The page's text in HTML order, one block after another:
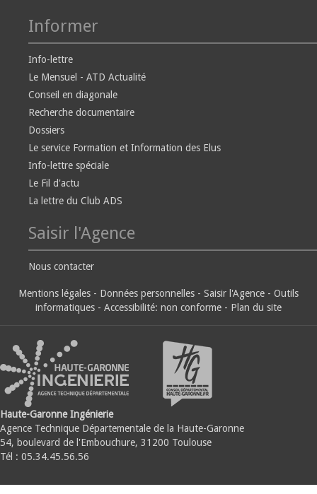
Informer
Info-lettre
Le Mensuel - ATD Actualité
Conseil en diagonale
Recherche documentaire
Dossiers
Le service Formation et Information des Elus
Info-lettre spéciale
Le Fil d'actu
La lettre du Club ADS
Saisir l'Agence
Nous contacter
Mentions légales - Données personnelles - Saisir l'Agence - Outils
informatiques - Accessibilité: non conforme - Plan du site
Haute-Garonne Ingénierie
Agence Technique Départementale de la Haute-Garonne
54, boulevard de l'Embouchure, 31200 Toulouse
Tél : 05.34.45.56.56